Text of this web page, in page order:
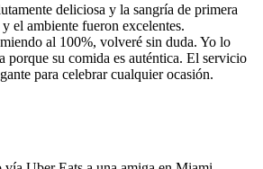
deliciosa y la sangría de primera
el ambiente fueron excelentes.
al 100%, volveré sin duda. Yo lo
porque su comida es auténtica. El servicio
para celebrar cualquier ocasión.